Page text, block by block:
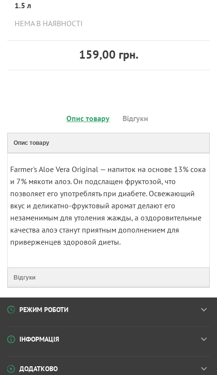
1.5 л
НЕМА В НАЯВНОСТІ
159,00 грн.
Опис товару Відгуки
Опис товару
Farmer's Aloe Vera Original — напиток на основе 13% сока
и 7% мякоти алоэ. Он подслащен фруктозой, что
позволяет его употреблять при диабете. Освежающий
вкус и деликатно-фруктовый аромат делают его
незаменимым для утоления жажды, а оздоровительные
качества алоэ станут приятным дополнением для
приверженцев здоровой диеты.
Відгуки
РЕЖИМ РОБОТИ
ІНФОРМАЦІЯ
ДОДАТКОВО